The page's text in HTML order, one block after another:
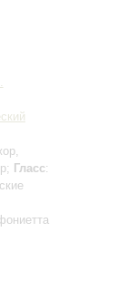
Гласс: